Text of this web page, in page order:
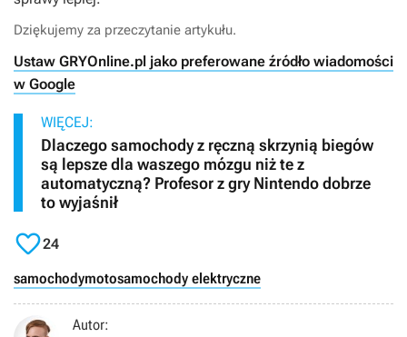
Dziękujemy za przeczytanie artykułu.
Ustaw GRYOnline.pl jako preferowane źródło wiadomości
w Google
WIĘCEJ:
Dlaczego samochody z ręczną skrzynią biegów
są lepsze dla waszego mózgu niż te z
automatyczną? Profesor z gry Nintendo dobrze
to wyjaśnił
24
samochodymotosamochody elektryczne
Autor: